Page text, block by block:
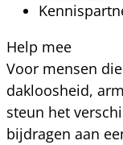
Help mee
Voor mensen
dakloosheid,
steun het
bijdragen aan